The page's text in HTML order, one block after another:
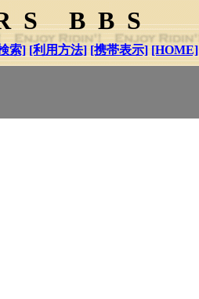
BBS
索] [利用方法] [携帯表示] [HOME]